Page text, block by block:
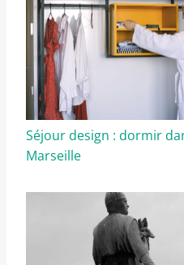
Séjour design : dormir
Marseille